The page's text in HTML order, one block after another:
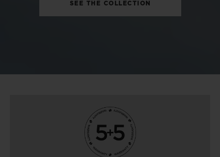
SEE THE COLLECTION